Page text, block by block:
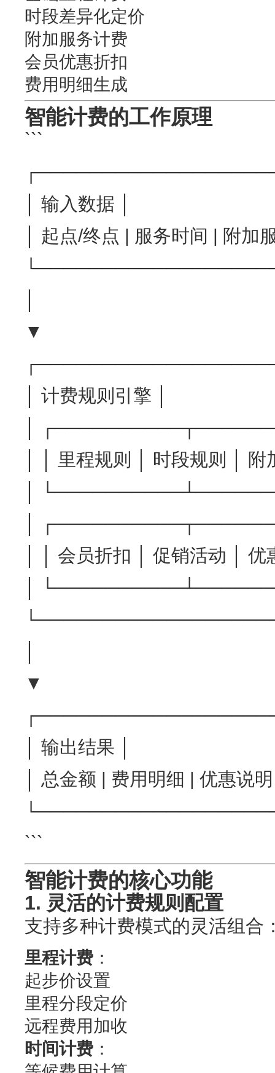
时段差异化定价
附加服务计费
会员优惠折扣
费用明细生成
智能计费的工作原理
```
│ 输入数据 │
│ 起点/终点 | 服务时间 | 附加
▼
│ 计费规则引擎 │
│
│ │ 里程规则 │ 时段规则 │
│
│
│ │ 会员折扣 │ 促销活动 │
│
▼
│ 输出结果 │
│ 总金额 | 费用明细 | 优惠说
```
智能计费的核心功能
1. 灵活的计费规则配置
支持多种计费模式的灵活组合
里程计费 ：
起步价设置
里程分段定价
远程费用加收
时间计费 ：